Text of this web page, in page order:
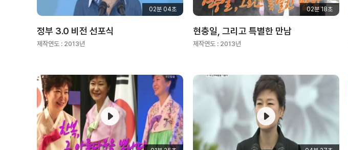
02분 04초
정부 3.0 비전 선포식
제작연도 : 2013년
02분 18초
현충일, 그리고 특별한 만남
제작연도 : 2013년